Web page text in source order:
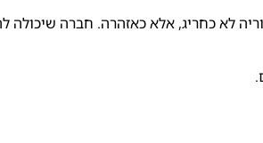
לא כחריג, אלא כאזהרה. חברה שיכולה